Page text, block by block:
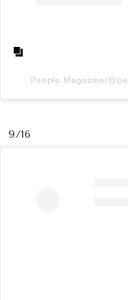
People
9/16